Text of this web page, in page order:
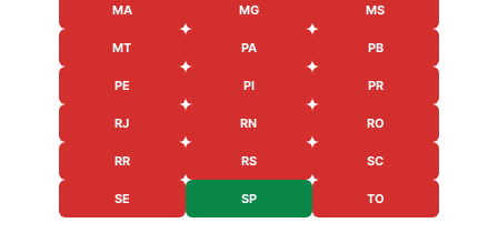
MA MG MS
MT PA PB
PE PI PR
RJ RN RO
RR RS SC
SE SP TO